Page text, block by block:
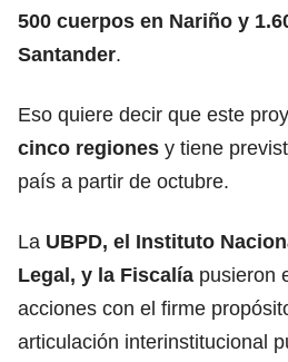
500 cuerpos en Nariño y
Santander.
Eso quiere decir que este
cinco regiones y tiene
país a partir de octubre.
La UBPD, el Instituto
Legal, y la Fiscalía pusieron
acciones con el firme
articulación interinstitucional